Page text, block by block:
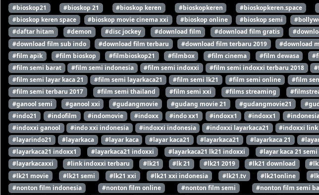
#bioskop21 #bioskop 21 #bioskop keren #bioskopkeren #bioskopkeren.space
#bioskop keren space
#bioskop movie cinema xxi #bioskop online #bioskop semi
#daftar hitam
#demon #disc jockey #download film #download film gratis
#download film sub indo
#download film terbaru #download film terbaru 2019 #download
#film apik
#film bioskop #filmbioskop21 #filmbox #film cinema #film dewasa
#film semi barat
#film semi indonesia #film semi indoxxi #film semi indoxxi terbaru 2018
#film semi layar kaca 21
#film semi layarkaca21 #film semi lk21 #film semi online #film
#film semi terbaru 2017
#film semi thailand #film semi xxi #films streaming
#ganool semi
#ganool xxi #gudangmovie #gudang movie 21 #gudangmovie21
#indo21
#indofilm #indomovie #indoxx #indo xx1 #indoxx1 #indoxx1
#indoxxi ganool
#indo xxi indonesia #indoxxi indonesia #indoxxi layarkaca21 #indoxxi link
#layarindo21
#layarkaca #layar kaca #layar kaca21 #layarkaca21 #layarkaca 21
#layarkaca21 indoxx1
#layarkaca21 indoxxi #layarkaca21 lk21 indoxxi #layar kaca 21 semi
#layarkacaxxi
#link indoxxi terbaru #lk21 #lk 21 #lk21 2019 #lk21 download
#lk21 movie
#lk21 semi #lk21 xxi #lk21 xxi indonesia #lk21.tv #lk21online
#nonton film indonesia
#nonton film online #nonton film semi #nonton film semi